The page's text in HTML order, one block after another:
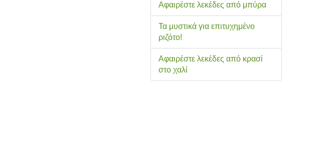
Αφαιρέστε λεκέδες από μπύρα
Τα μυστικά για επιτυχημένο
ριζότο!
Αφαιρέστε λεκέδες από κρασί
στο χαλί